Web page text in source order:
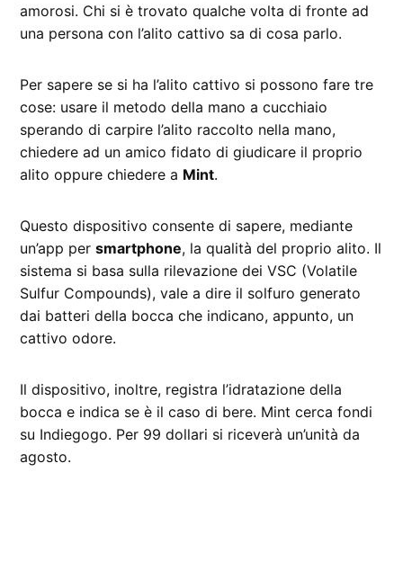
amorosi. Chi si è trovato qualche volta di fronte ad
una persona con l’alito cattivo sa di cosa parlo.
Per sapere se si ha l’alito cattivo si possono fare tre
cose: usare il metodo della mano a cucchiaio
sperando di carpire l’alito raccolto nella mano,
chiedere ad un amico fidato di giudicare il proprio
alito oppure chiedere a Mint.
Questo dispositivo consente di sapere, mediante
un’app persmartphone, la qualità del proprio alito. Il
sistema si basa sulla rilevazione dei VSC (Volatile
Sulfur Compounds), vale a dire il solfuro generato
dai batteri della bocca che indicano, appunto, un
cattivo odore.
Il dispositivo, inoltre, registra l’idratazione della
bocca e indica se è il caso di bere. Mint cerca fondi
su Indiegogo. Per 99 dollari si riceverà un’unità da
agosto.